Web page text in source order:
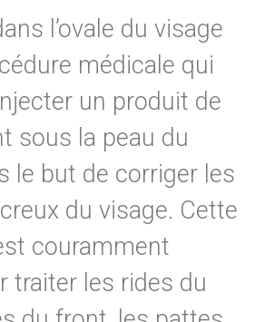
l’ovale du visage
médicale qui
un produit de
sous la peau du
le but de corriger les
du visage. Cette
couramment
traiter les rides du